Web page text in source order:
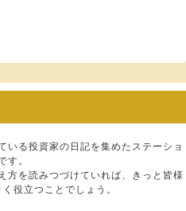
いる投資家の日記を集めたステーショ
す。
方を読みつづけていれば、きっと皆様
役立つことでしょう。